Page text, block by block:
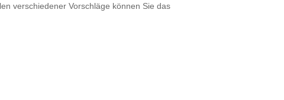
verschiedener Vorschläge können Sie das